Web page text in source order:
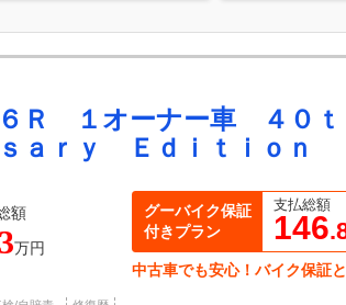
Ｒ １オーナー車 ４０ｔ
ｓａｒｙ Ｅｄｉｔｉｏ
額
万円
グーバイク保証
付きプラン
支払総額
146
中古車でも安心！バイク保証